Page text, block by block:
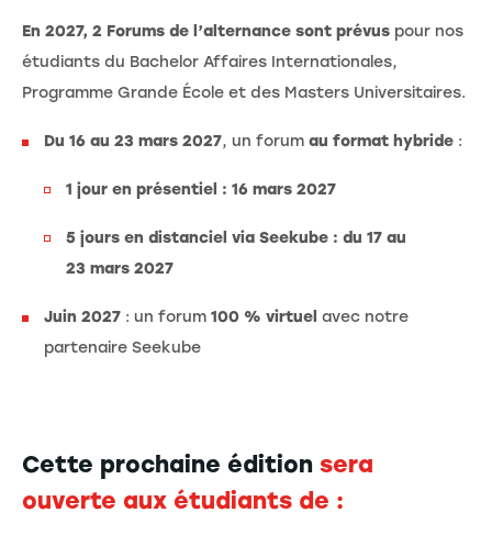
En 2027, 2 Forums de l’alternance sont prévus pour nos
étudiants du Bachelor Affaires Internationales,
Programme Grande École et des Masters Universitaires.
Du 16 au 23 mars 2027, un forum au format hybride :
1 jour en présentiel : 16 mars 2027
5 jours en distanciel via Seekube : du 17 au
23 mars 2027
Juin 2027 : un forum 100 % virtuel avec notre
partenaire Seekube
Cette prochaine édition sera
ouverte aux étudiants de :